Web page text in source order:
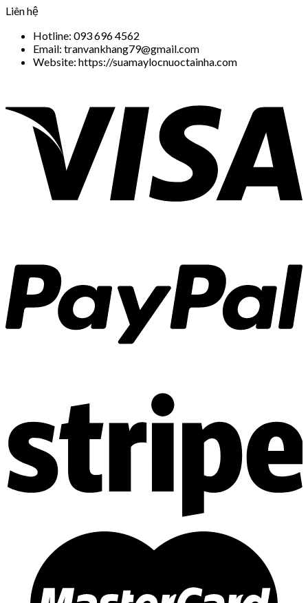
Liên hệ
Hotline: 093 696 4562
Email: tranvankhang79@gmail.com
Website: https://suamaylocnuoctainha.com